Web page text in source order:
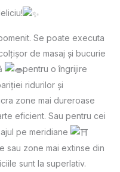
Se poate executa
de masaj și bucurie
pentru o îngrijire
ridurilor și
zone mai dureroase
eficient. Sau pentru cei
pe meridiane
sau zone mai extinse din
sunt la superlativ.